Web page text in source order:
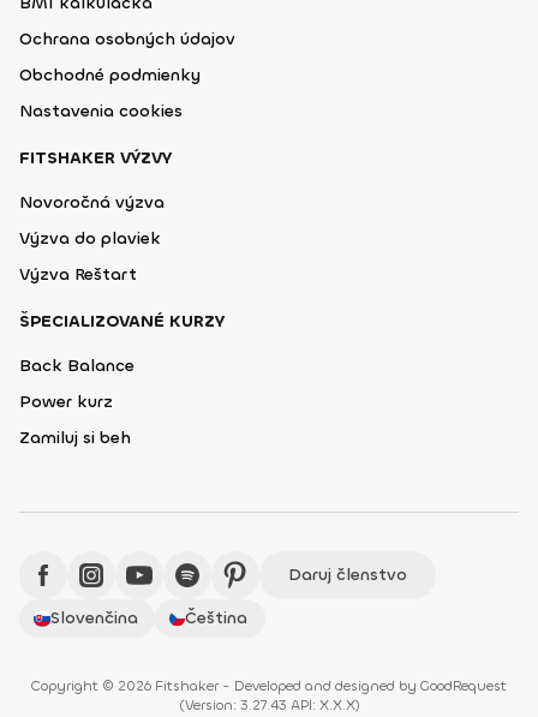
Ochrana osobných údajov
Obchodné podmienky
Nastavenia cookies
FITSHAKER VÝZVY
Novoročná výzva
Výzva do plaviek
Výzva Reštart
ŠPECIALIZOVANÉ KURZY
Back Balance
Power kurz
Zamiluj si beh
Daruj členstvo
Slovenčina
Čeština
Copyright © 2026 Fitshaker - Developed and designed by GoodRequest
(Version: 3.27.43 API: X.X.X)